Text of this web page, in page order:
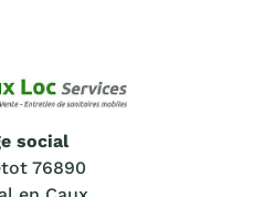
social
76890